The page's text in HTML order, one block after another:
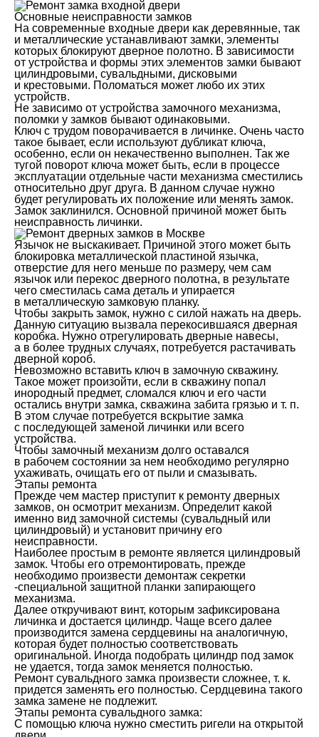
Основные неисправности замков
На современные входные двери как деревянные, так
и металлические устанавливают замки, элементы
которых блокируют дверное полотно. В зависимости
от устройства и формы этих элементов замки бывают
цилиндровыми, сувальдными, дисковыми
и крестовыми. Поломаться может любо их этих
устройств.
Не зависимо от устройства замочного механизма,
поломки у замков бывают одинаковыми.
Ключ с трудом поворачивается в личинке. Очень часто
такое бывает, если используют дубликат ключа,
особенно, если он некачественно выполнен. Так же
тугой поворот ключа может быть, если в процессе
эксплуатации отдельные части механизма сместились
относительно друг друга. В данном случае нужно
будет регулировать их положение или менять замок.
Замок заклинился. Основной причиной может быть
неисправность личинки.
Язычок не выскакивает. Причиной этого может быть
блокировка металлической пластиной язычка,
отверстие для него меньше по размеру, чем сам
язычок или перекос дверного полотна, в результате
чего сместилась сама деталь и упирается
в металлическую замковую планку.
Чтобы закрыть замок, нужно с силой нажать на дверь.
Данную ситуацию вызвала перекосившаяся дверная
коробка. Нужно отрегулировать дверные навесы,
а в более трудных случаях, потребуется растачивать
дверной короб.
Невозможно вставить ключ в замочную скважину.
Такое может произойти, если в скважину попал
инородный предмет, сломался ключ и его части
остались внутри замка, скважина забита грязью и т. п.
В этом случае потребуется вскрытие замка
с последующей заменой личинки или всего
устройства.
Чтобы замочный механизм долго оставался
в рабочем состоянии за нем необходимо регулярно
ухаживать, очищать его от пыли и смазывать.
Этапы ремонта
Прежде чем мастер приступит к ремонту дверных
замков, он осмотрит механизм. Определит какой
именно вид замочной системы (сувальдный или
цилиндровый) и установит причину его
неисправности.
Наиболее простым в ремонте является цилиндровый
замок. Чтобы его отремонтировать, прежде
необходимо произвести демонтаж секретки
-специальной защитной планки запирающего
механизма.
Далее откручивают винт, которым зафиксирована
личинка и достается цилиндр. Чаще всего далее
производится замена сердцевины на аналогичную,
которая будет полностью соответствовать
оригинальной. Иногда подобрать цилиндр под замок
не удается, тогда замок меняется полностью.
Ремонт сувальдного замка произвести сложнее, т. к.
придется заменять его полностью. Сердцевина такого
замка замене не подлежит.
Этапы ремонта сувальдного замка:
С помощью ключа нужно сместить ригели на открытой